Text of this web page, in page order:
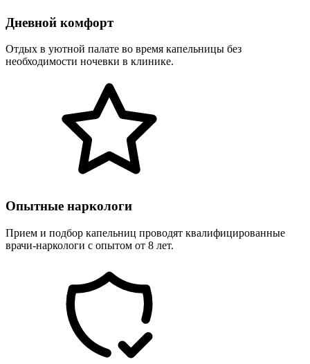
Дневной комфорт
Отдых в уютной палате во время капельницы без
необходимости ночевки в клинике.
Опытные наркологи
Прием и подбор капельниц проводят квалифицированные
врачи-наркологи с опытом от 8 лет.